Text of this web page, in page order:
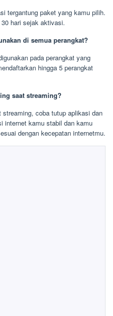
tergantung paket yang kamu pilih.
hari sejak aktivasi.
di semua perangkat?
pada perangkat yang
hingga 5 perangkat
saat streaming?
coba tutup aplikasi dan
internet kamu stabil dan kamu
dengan kecepatan internetmu.